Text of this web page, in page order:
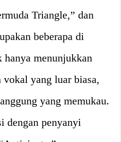
Triangle,” dan
beberapa di
menunjukkan
vokal yang luar biasa,
yang memukau.
dengan penyanyi